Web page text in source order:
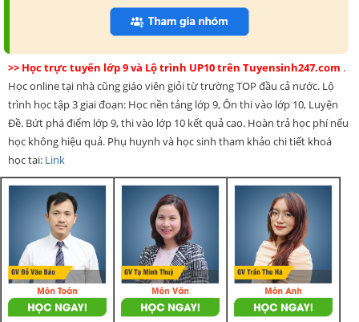
>> Học trực tuyến lớp 9 và Lộ trình UP10 trên Tuyensinh247.com .
Học online tại nhà cũng giáo viên giỏi từ trường TOP đầu cả nước. Lộ
trình học tập 3 giai đoạn: Học nền tảng lớp 9, Ôn thi vào lớp 10, Luyện
Đề. Bứt phá điểm lớp 9, thi vào lớp 10 kết quả cao. Hoàn trả học phí nếu
học không hiệu quả. Phụ huynh và học sinh tham khảo chi tiết khoá
học tại: Link